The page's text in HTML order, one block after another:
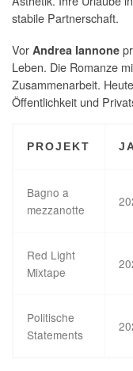
stabile Partnerschaft.
Vor Andrea Iannone
Leben. Die Romanze
Zusammenarbeit.
Öffentlichkeit und
PROJEKT
Bagno a
mezzanotte
Red Light
Mixtape
Politische
Statements